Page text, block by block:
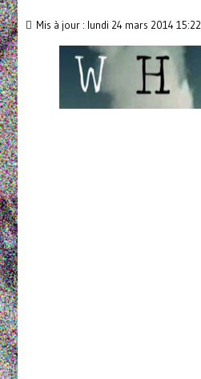
Mis à jour : lundi 24 mars 2014 15:22